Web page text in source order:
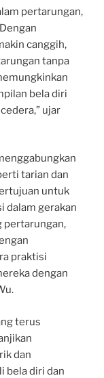
pertarungan,
canggih,
tanpa
bela diri
ujar
tarian dan
untuk
dalam gerakan
pertarungan,
praktisi
dengan
terus
dan
bela diri dan